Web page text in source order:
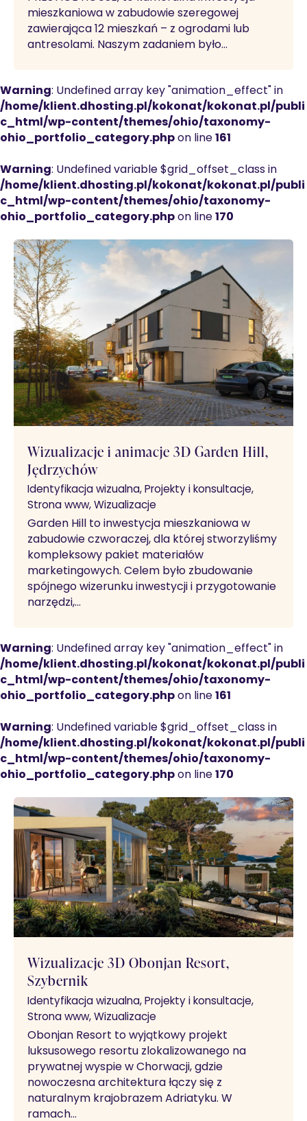
mieszkaniowa w zabudowie szeregowej
zawierająca 12 mieszkań – z ogrodami lub
antresolami. Naszym zadaniem było…
Warning: Undefined array key "animation_effect" in
/home/klient.dhosting.pl/kokonat/kokonat.pl/publi
c_html/wp-content/themes/ohio/taxonomy-
ohio_portfolio_category.php on line 161
Warning: Undefined variable $grid_offset_class in
/home/klient.dhosting.pl/kokonat/kokonat.pl/publi
c_html/wp-content/themes/ohio/taxonomy-
ohio_portfolio_category.php on line 170
Wizualizacje i animacje 3D Garden Hill,
Jędrzychów
Identyfikacja wizualna Projekty i konsultacje
Strona www Wizualizacje
Garden Hill to inwestycja mieszkaniowa w
zabudowie czworaczej, dla której stworzyliśmy
kompleksowy pakiet materiałów
marketingowych. Celem było zbudowanie
spójnego wizerunku inwestycji i przygotowanie
narzędzi,…
Warning: Undefined array key "animation_effect" in
/home/klient.dhosting.pl/kokonat/kokonat.pl/publi
c_html/wp-content/themes/ohio/taxonomy-
ohio_portfolio_category.php on line 161
Warning: Undefined variable $grid_offset_class in
/home/klient.dhosting.pl/kokonat/kokonat.pl/publi
c_html/wp-content/themes/ohio/taxonomy-
ohio_portfolio_category.php on line 170
Wizualizacje 3D Obonjan Resort,
Szybernik
Identyfikacja wizualna
Projekty i konsultacje
Strona www Wizualizacje
Obonjan Resort to wyjątkowy projekt
luksusowego resortu zlokalizowanego na
prywatnej wyspie w Chorwacji, gdzie
nowoczesna architektura łączy się z
naturalnym krajobrazem Adriatyku. W
ramach…